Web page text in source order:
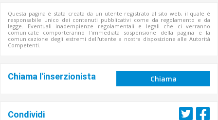
Questa pagina è stata creata da un utente registrato al sito web, il quale è
responsabile unico dei contenuti pubblicativi come da regolamento e da
legge. Eventuali inadempienze regolamentali e legali che ci verranno
comunicate comporteranno l'immediata sospensione della pagina e la
comunicazione degli estremi dell'utente a nostra disposizione alle Autorità
Competenti.
Chiama l'inserzionista Chiama
Condividi